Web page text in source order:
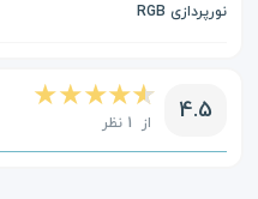
نورپردازی RGB
4.5 از 1 نظر